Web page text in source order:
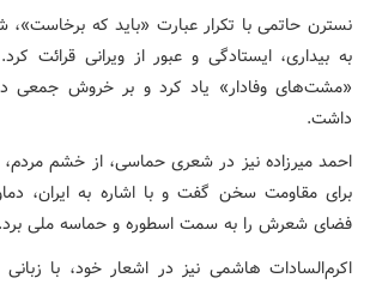
نسترن حاتمی با تکرار عبارت «باید که
به بیداری، ایستادگی و عبور از ویرانی قرائت
«مشت‌های وفادار» یاد کرد و بر خروش جمعی در
داشت.
احمد میرزاده نیز در شعری حماسی، از خشم
برای مقاومت سخن گفت و با اشاره به ایران،
فضای شعرش را به سمت اسطوره و حماسه ملی برد.
اکرم‌السادات هاشمی نیز در اشعار خود، با